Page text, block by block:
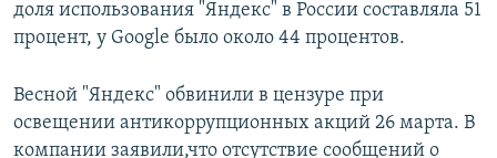
доля использования "Яндекс" в России составляла 51
процент, у Google было около 44 процентов.
Весной "Яндекс" обвинили в цензуре при
освещении антикоррупционных акций 26 марта. В
компании заявили,что отсутствие сообщений о